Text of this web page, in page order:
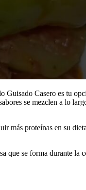
Guisado Casero es tu
se mezclen a lo
más proteínas en su
que se forma durante la